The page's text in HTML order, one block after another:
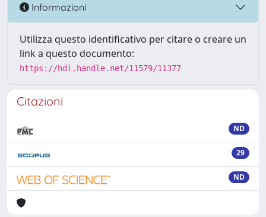
Informazioni
Utilizza questo identificativo per citare o creare un
link a questo documento:
https://hdl.handle.net/11579/11377
Citazioni
ND
29
ND